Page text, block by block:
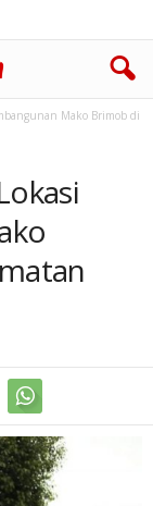
Mako Brimob di